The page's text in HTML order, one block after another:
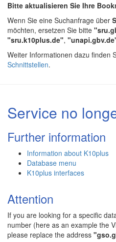
Bitte aktualisieren Sie Ihre
Wenn Sie eine Suchanfrage über
möchten, ersetzen Sie bitte
"sru.k10plus.de",
Weiter Informationen dazu finden
Schnittstellen.
Service no
Further information
Information about K10plus
Database menu
K10plus interfaces
Attention
If you are looking for a specific
number (here as an example the
please replace the address